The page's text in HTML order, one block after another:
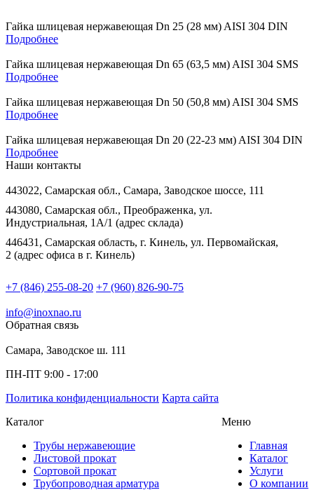
Гайка шлицевая нержавеющая Dn 25 (28 мм) AISI 304 DIN
Подробнее
Гайка шлицевая нержавеющая Dn 65 (63,5 мм) AISI 304 SMS
Подробнее
Гайка шлицевая нержавеющая Dn 50 (50,8 мм) AISI 304 SMS
Подробнее
Гайка шлицевая нержавеющая Dn 20 (22-23 мм) AISI 304 DIN
Подробнее
Наши контакты
443022, Самарская обл., Самара, Заводское шоссе, 111
443080, Самарская обл., Преображенка, ул.
Индустриальная, 1А/1 (адрес склада)
446431, Самарская область, г. Кинель, ул. Первомайская,
2 (адрес офиса в г. Кинель)
+7 (846) 255-08-20 +7 (960) 826-90-75
info@inoxnao.ru
Обратная связь
Самара, Заводское ш. 111
ПН-ПТ 9:00 - 17:00
Политика конфиденциальности Карта сайта
Каталог
Трубы нержавеющие
Листовой прокат
Сортовой прокат
Трубопроводная арматура
Меню
Главная
Каталог
Услуги
О компании